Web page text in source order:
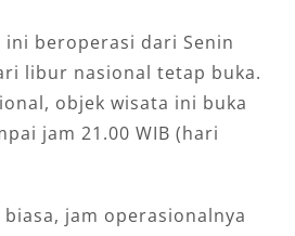
ini beroperasi dari Senin
libur nasional tetap buka.
objek wisata ini buka
jam 21.00 WIB (hari
jam operasionalnya